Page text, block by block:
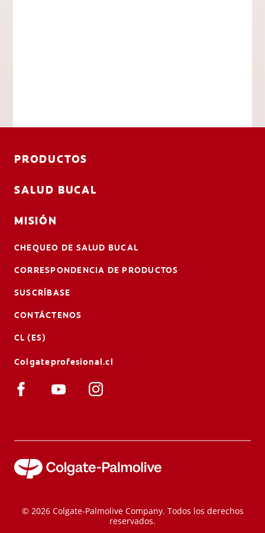
PRODUCTOS
SALUD BUCAL
MISIÓN
CHEQUEO DE SALUD BUCAL
CORRESPONDENCIA DE PRODUCTOS
SUSCRÍBASE
CONTÁCTENOS
CL (ES)
Colgateprofesional.cl
© 2026 Colgate-Palmolive Company. Todos los derechos
reservados.